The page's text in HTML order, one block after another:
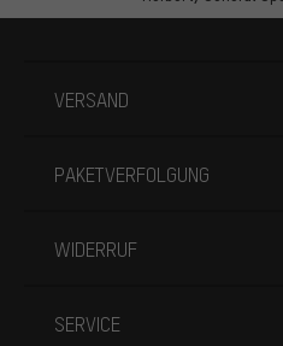
VERSAND
PAKETVERFOLGUNG
WIDERRUF
SERVICE